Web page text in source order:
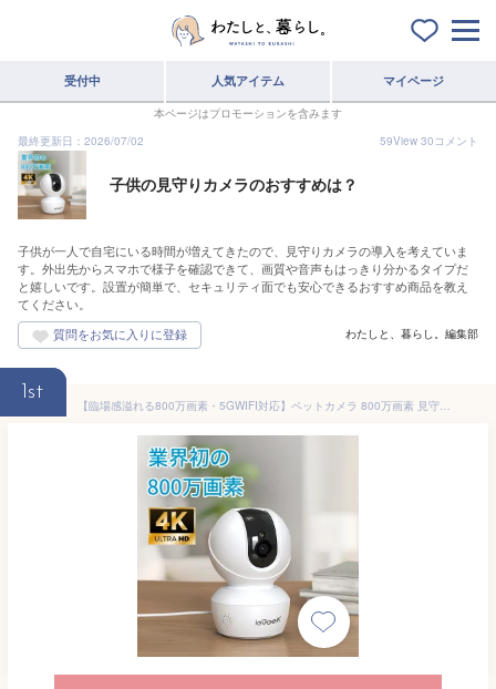
受付中 人気アイテム マイページ
本ページはプロモーションを含みます
最終更新日：2026/07/02
59View 30コメント
子供の見守りカメラのおすすめは？
子供が一人で自宅にいる時間が増えてきたので、見守りカメラの導入を考えていま
す。外出先からスマホで様子を確認できて、画質や音声もはっきり分かるタイプだ
と嬉しいです。設置が簡単で、セキュリティ面でも安心できるおすすめ商品を教え
てください。
わたしと、暮らし。編集部
1st
【臨場感溢れる800万画素・5GWIFI対応】ペットカメラ 800万画素 見守りカメラ 防犯カメラ 自動追跡 動体検知 ベビーカメラ 屋内 アレクサ WiFi 高画質 スマホ 室内カメラ 監視カメラ 赤ちゃん 首振り 留守番 介護 家庭用 映像共有 遠隔 子供 犬 猫 ieGeek